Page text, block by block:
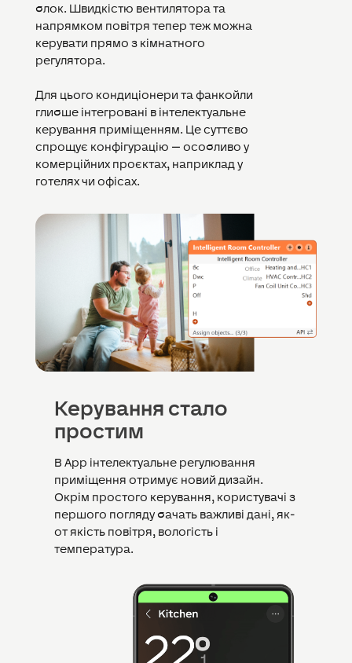
блок. Швидкістю вентилятора та
напрямком повітря тепер теж можна
керувати прямо з кімнатного
регулятора.
Для цього кондиціонери та фанкойли
глибше інтегровані в інтелектуальне
керування приміщенням. Це суттєво
спрощує конфігурацію — особливо у
комерційних проєктах, наприклад у
готелях чи офісах.
Керування стало
простим
В App інтелектуальне регулювання
приміщення отримує новий дизайн.
Окрім простого керування, користувачі з
першого погляду бачать важливі дані, як-
от якість повітря, вологість і
температура.